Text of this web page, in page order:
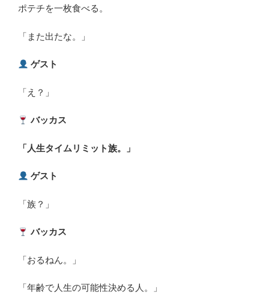
ポテチを一枚食べる。
「また出たな。」
ゲスト
「え？」
バッカス
「人生タイムリミット族。」
ゲスト
「族？」
バッカス
「おるねん。」
「年齢で人生の可能性決める人。」